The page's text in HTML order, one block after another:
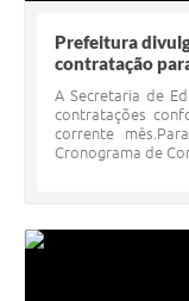
Prefeitura
contratação
A Secretaria de
contratações
corrente
Cronograma de